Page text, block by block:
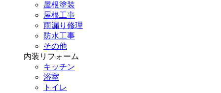
屋根塗装
屋根工事
雨漏り修理
防水工事
その他
内装リフォーム
キッチン
浴室
トイレ